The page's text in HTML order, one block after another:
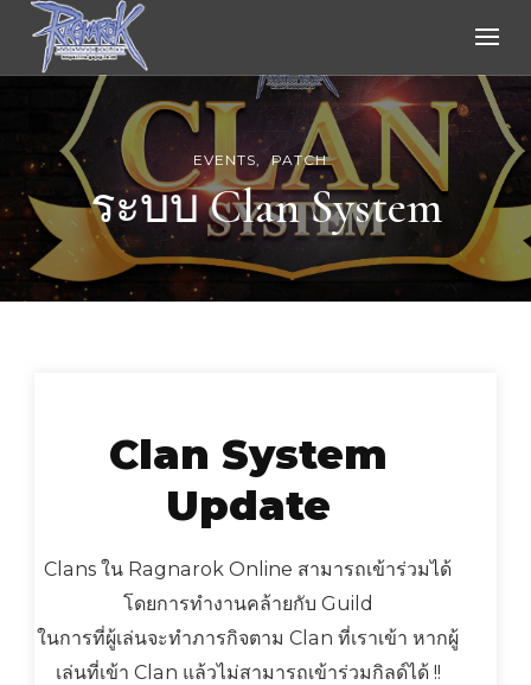
Ragnarok Online
EVENTS PATCH
ระบบ Clan System
Clan System
Update
Clans ใน Ragnarok Online สามารถเข้าร่วมได้
โดยการทำงานคล้ายกับ Guild
ในการที่ผู้เล่นจะทำภารกิจตาม Clan ที่เราเข้า หากผู้
เล่นที่เข้า Clan แล้วไม่สามารถเข้าร่วมกิลด์ได้ !!